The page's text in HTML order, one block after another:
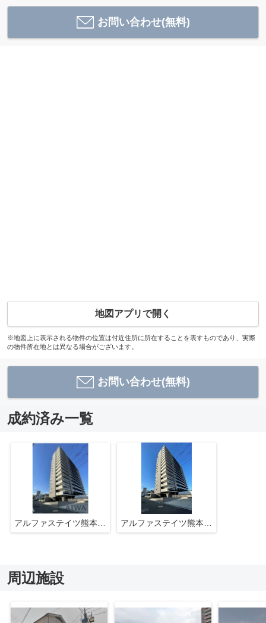
お問い合わせ(無料)
地図アプリで開く
※地図上に表示される物件の位置は付近住所に所在することを表すものであり、実際
の物件所在地とは異なる場合がございます。
お問い合わせ(無料)
成約済み一覧
アルファステイツ熊本駅東 アルファステイツ熊本駅東
周辺施設